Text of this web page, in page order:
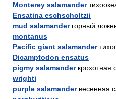
Monterey salamander
Ensatina eschscholtzii
mud salamander горный
montanus
Pacific giant salamander
Dicamptodon ensatus
pigmy salamander крохотная
wrighti
purple salamander весенняя